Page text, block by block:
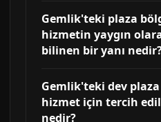
Gemlik'teki plaza
hizmetin yaygın
bilinen bir yanı
Gemlik'teki dev
hizmet için tercih
nedir?